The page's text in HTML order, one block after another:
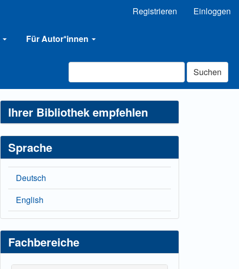
Registrieren Einloggen
Für Autor*innen
Suchen
Ihrer Bibliothek empfehlen
Sprache
Deutsch
English
Fachbereiche